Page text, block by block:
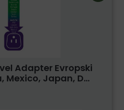
Adapter Evropski
Mexico, Japan, D...